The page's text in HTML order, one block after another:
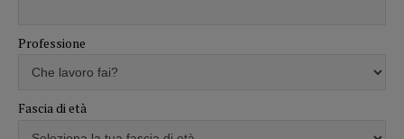
Professione
Fascia di età